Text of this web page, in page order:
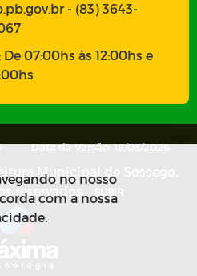
- (83) 3643-
07:00hs às 12:00hs e
Data da Versão: 18/03/2026
Municipal de Sossego.
reservados.
SUBIR
no nosso
com a nossa